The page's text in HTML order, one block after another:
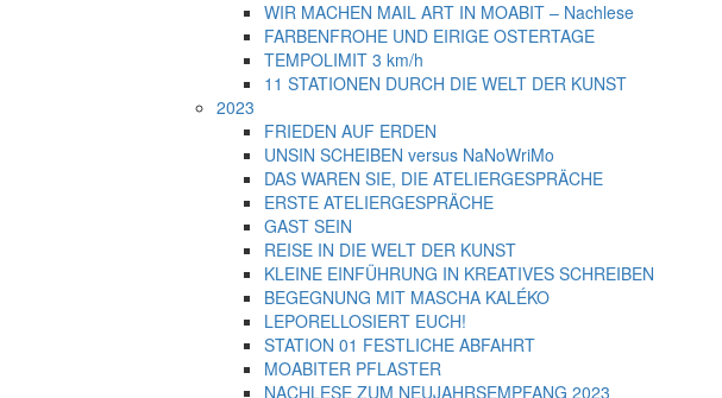
WIR MACHEN MAIL ART IN MOABIT – Nachlese
FARBENFROHE UND EIRIGE OSTERTAGE
TEMPOLIMIT 3 km/h
11 STATIONEN DURCH DIE WELT DER KUNST
2023
FRIEDEN AUF ERDEN
UNSIN SCHEIBEN versus NaNoWriMo
DAS WAREN SIE, DIE ATELIERGESPRÄCHE
ERSTE ATELIERGESPRÄCHE
GAST SEIN
REISE IN DIE WELT DER KUNST
KLEINE EINFÜHRUNG IN KREATIVES SCHREIBEN
BEGEGNUNG MIT MASCHA KALÉKO
LEPORELLOSIERT EUCH!
STATION 01 FESTLICHE ABFAHRT
MOABITER PFLASTER
NACHLESE ZUM NEUJAHRSEMPFANG 2023